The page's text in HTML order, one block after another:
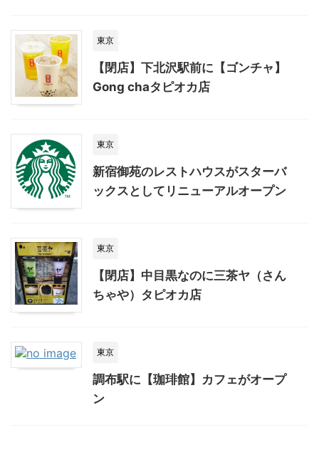
東京
【閉店】下北沢駅前に【ゴンチャ】
Gong chaタピオカ店
東京
新宿御苑のレストハウスがスターバ
ックスとしてリニューアルオープン
東京
【閉店】中目黒なのに三茶ヤ（さん
ちゃや）タピオカ店
東京
調布駅に【珈琲館】カフェがオープ
ン